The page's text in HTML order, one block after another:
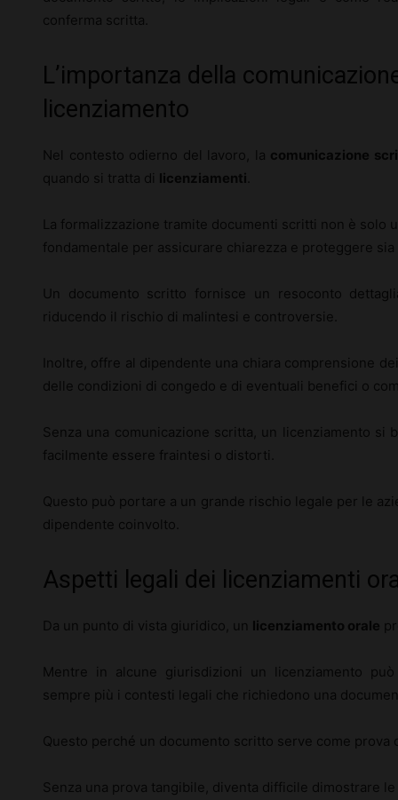
conferma scritta.
L’importanza della
licenziamento
Nel contesto odierno del lavoro, la comunicazione
quando si tratta di licenziamenti
La formalizzazione tramite documenti scritti non è solo
fondamentale per assicurare chiarezza e proteggere
Un documento scritto fornisce un resoconto
riducendo il rischio di malintesi e controversie.
Inoltre, offre al dipendente una chiara comprensione
delle condizioni di congedo e di eventuali benefici o
Senza una comunicazione scritta, un licenziamento si
facilmente essere fraintesi o distorti.
Questo può portare a un grande rischio legale per le
dipendente coinvolto.
Aspetti legali dei licenziamenti
Da un punto di vista giuridico, un licenziamento orale
Mentre in alcune giurisdizioni un licenziamento
sempre più i contesti legali che richiedono una
Questo perché un documento scritto serve come
Senza una prova tangibile, diventa difficile dimostrare